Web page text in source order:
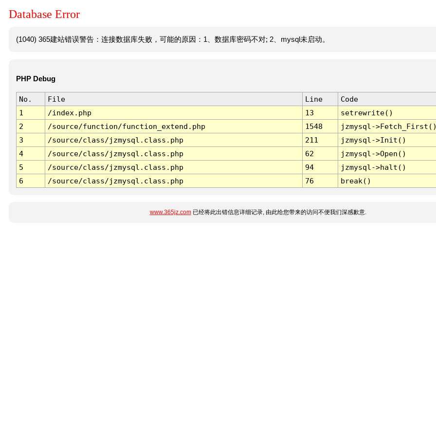
Database Error
(1040) 365建站错误警告：连接数据库失败，可能的原因：1、数据库密码不对; 2、mysql未启动。
PHP Debug
No. File Line
Code
1
/index.php 13
setrewrite()
2
/source/function/function_extend.php 1548
jzmysql-
3
/source/class/jzmysql.class.php 211
jzmysql->Init()
4
/source/class/jzmysql.class.php 62
jzmysql->Open()
5
/source/class/jzmysql.class.php 94
jzmysql->halt()
6
/source/class/jzmysql.class.php 76 break()
www.365jz.com已经将此出错信息详细记录, 由此给您带来的访问不便我们深感歉意.